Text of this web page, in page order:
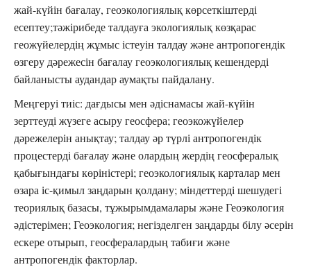
жай-күйін бағалау, геоэкологиялық көрсеткіштерді
есептеу;тәжірибеде талдауға экологиялық көзқарас
геожүйелердің жұмыс істеуін талдау және антропогендік
өзгеру дәрежесін бағалау геоэкологиялық кешендерді
байланысты аудандар аумақты пайдалану.
Меңгеруі тиіс: дағдысы мен әдіснамасы жай-күйін
зерттеуді жүзеге асыру геосфера; геоэкожүйелер
дәрежелерін анықтау; талдау әр түрлі антропогендік
процестерді бағалау және олардың жердің геосфералық
қабығындағы көріністері; геоэкологиялық карталар мен
өзара іс-қимыл заңдарын қолдану; міндеттерді шешудегі
теориялық базасы, тұжырымдамалары және Геоэкология
әдістерімен; Геоэкология; негізделген заңдарды білу әсерін
ескере отырып, геосфералардың табиғи және
антропогендік факторлар.